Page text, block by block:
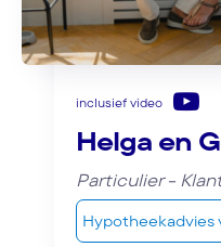
inclusief video
Helga en
Particulier -
Hypotheekadvies